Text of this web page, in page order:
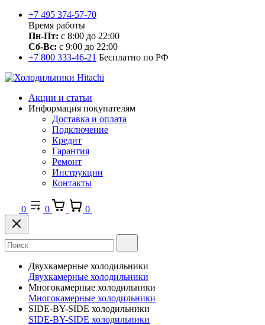
+7 495 374-57-70
Время работы
Пн-Пт: с 8:00 до 22:00
Сб-Вс: с 9:00 до 22:00
+7 800 333-46-21 Бесплатно по РФ
Акции и статьи
Информация покупателям
Доставка и оплата
Подключение
Кредит
Гарантия
Ремонт
Инструкции
Контакты
0 0 0
Двухкамерные холодильники
Двухкамерные холодильники
Многокамерные холодильники
Многокамерные холодильники
SIDE-BY-SIDE холодильники
SIDE-BY-SIDE холодильники